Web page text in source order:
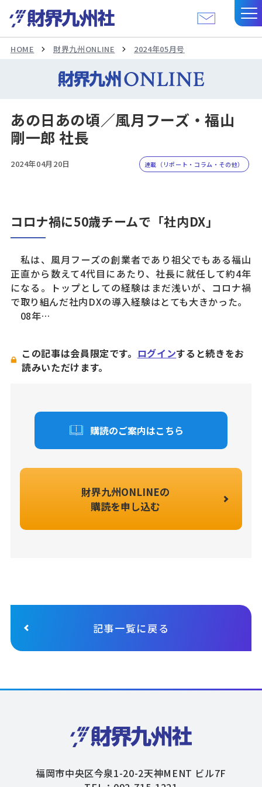
HOME 財界九州ONLINE 2024年05月号
あの日あの頃／風月フーズ・福山
剛一郎 社長
2024年04月20日 連載（リポート・コラム・その他）
コロナ禍に50歳チームで「社内DX」
私は、風月フーズの創業者であり祖父でもある福山
正直から数えて4代目にあたり、社長に就任して約4年
になる。トップとしての経験はまだ浅いが、コロナ禍
で取り組んだ社内DXの導入経験はとても大きかった。
08年…
この記事は会員限定です。 ログインすると続きをお
読みいただけます。
購読のご案内はこちら
財界九州ONLINEの
購読を申し込む
記事一覧に戻る
福岡市中央区今泉1-20-2天神MENT ビル7F